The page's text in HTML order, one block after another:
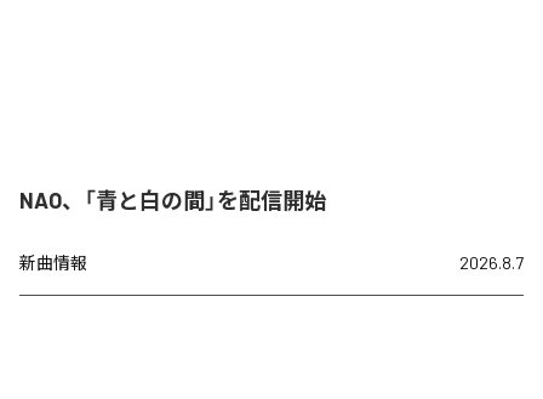
NAO、「青と白の間」を配信開始
新曲情報 2026.8.7